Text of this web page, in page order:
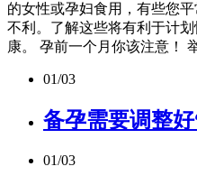
的女性或孕妇食用，有些您
不利。了解这些将有利于计
康。 孕前一个月你该注意！
01/03
备孕需要调整
01/03